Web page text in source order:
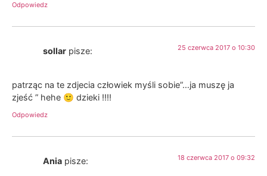
Odpowiedz
sollar pisze: 25 czerwca 2017 o 10:30
patrząc na te zdjecia człowiek myśli sobie”…ja muszę ja
zjeść ” hehe 🙂 dzieki !!!!
Odpowiedz
Ania pisze: 18 czerwca 2017 o 09:32